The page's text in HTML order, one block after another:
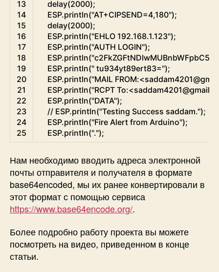
13
14
15
16
17
18
19
20
21
22
23
24
25
delay(2000);
ESP.println("AT+CIPSEND=4,180");
delay(2000);
ESP.println("EHLO 192.168.1.123");
ESP.println("AUTH LOGIN");
ESP.println(
ESP.println(" tu934yt89ert83=");
ESP.println("MAIL
ESP.println("RCPT
ESP.println("DATA");
// ESP.println("Testing Success saddam.");
ESP.println("Fire Alert from Arduino");
ESP.println(".");
Нам необходимо вводить адреса электронной
почты отправителя и получателя в формате
base64encoded, мы их ранее конвертировали в
этот формат с помощью сервиса
https://www.base64encode.org/.
Более подробно работу проекта вы можете
посмотреть на видео, приведенном в конце
статьи.